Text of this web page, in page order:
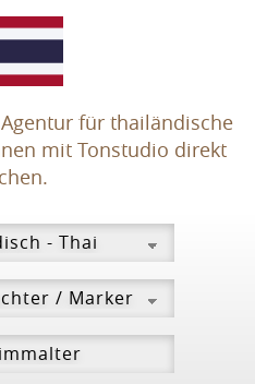
für thailändische
mit Tonstudio direkt